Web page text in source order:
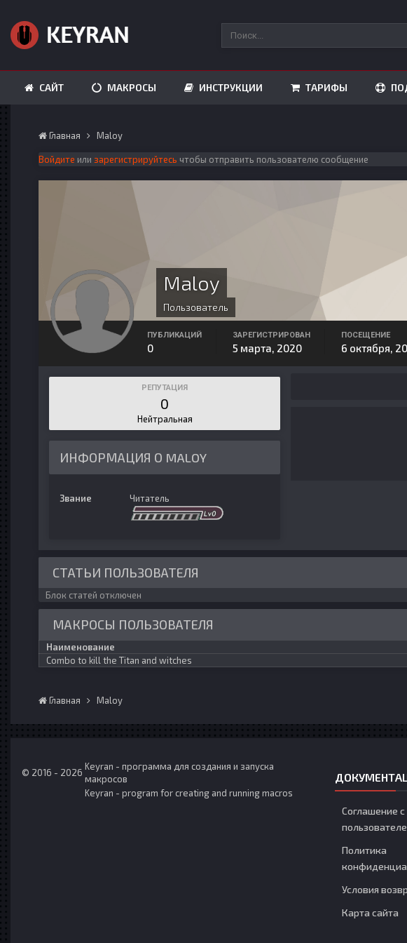
САЙТ МАКРОСЫ ИНСТРУКЦИИ ТАРИФЫ
Главная Maloy
Войдите или зарегистрируйтесь чтобы отправить пользователю сообщение
Maloy
Пользователь
ПУБЛИКАЦИЙ
0
ЗАРЕГИСТРИРОВАН
5 марта, 2020
ПОСЕЩЕНИЕ
6 октября,
РЕПУТАЦИЯ
0
Нейтральная
ИНФОРМАЦИЯ О MALOY
Звание Читатель
СТАТЬИ ПОЛЬЗОВАТЕЛЯ
Блок статей отключен
МАКРОСЫ ПОЛЬЗОВАТЕЛЯ
Наименование
Combo to kill the Titan and witches
Главная Maloy
© 2016 - 2026
Keyran - программа для создания и запуска
макросов
Keyran - program for creating and running macros
Соглашение с
Политика
Условия
Карта сайта